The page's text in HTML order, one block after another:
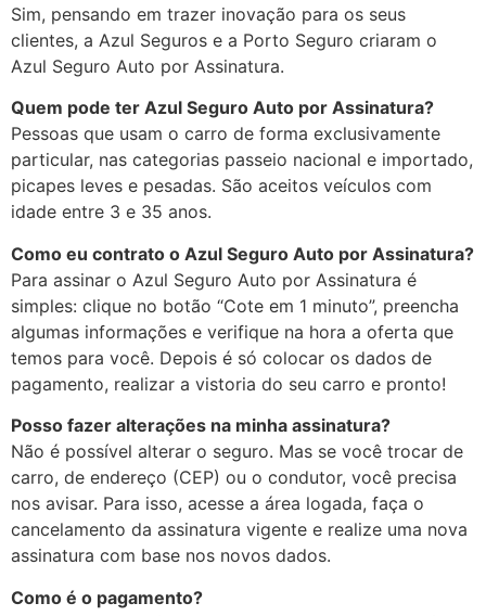
Sim, pensando em trazer inovação para os seus
clientes, a Azul Seguros e a Porto Seguro criaram o
Azul Seguro Auto por Assinatura.
Quem pode ter Azul Seguro Auto por Assinatura?
Pessoas que usam o carro de forma exclusivamente
particular, nas categorias passeio nacional e importado,
picapes leves e pesadas. São aceitos veículos com
idade entre 3 e 35 anos.
Como eu contrato o Azul Seguro Auto por Assinatura?
Para assinar o Azul Seguro Auto por Assinatura é
simples: clique no botão “Cote em 1 minuto”, preencha
algumas informações e verifique na hora a oferta que
temos para você. Depois é só colocar os dados de
pagamento, realizar a vistoria do seu carro e pronto!
Posso fazer alterações na minha assinatura?
Não é possível alterar o seguro. Mas se você trocar de
carro, de endereço (CEP) ou o condutor, você precisa
nos avisar. Para isso, acesse a área logada, faça o
cancelamento da assinatura vigente e realize uma nova
assinatura com base nos novos dados.
Como é o pagamento?